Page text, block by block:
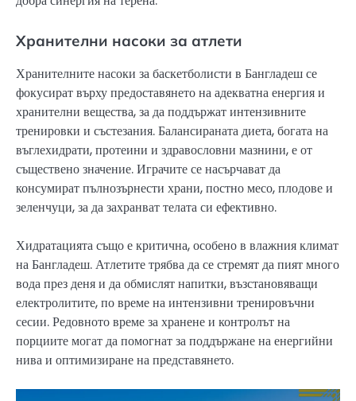
Хранителни насоки за атлети
Хранителните насоки за баскетболисти в Бангладеш се
фокусират върху предоставянето на адекватна енергия и
хранителни вещества, за да поддържат интензивните
тренировки и състезания. Балансираната диета, богата на
въглехидрати, протеини и здравословни мазнини, е от
съществено значение. Играчите се насърчават да
консумират пълнозърнести храни, постно месо, плодове и
зеленчуци, за да захранват телата си ефективно.
Хидратацията също е критична, особено в влажния климат
на Бангладеш. Атлетите трябва да се стремят да пият много
вода през деня и да обмислят напитки, възстановяващи
електролитите, по време на интензивни тренировъчни
сесии. Редовното време за хранене и контролът на
порциите могат да помогнат за поддържане на енергийни
нива и оптимизиране на представянето.